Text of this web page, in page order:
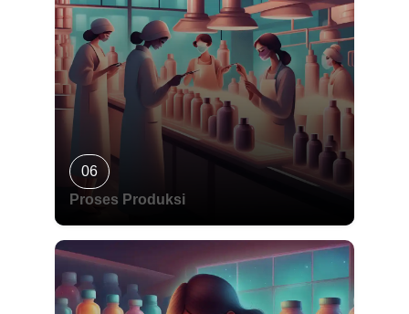
06
Proses Produksi